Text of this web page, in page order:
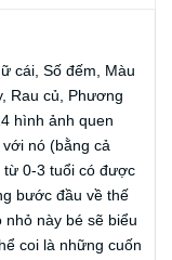
cái, Số đếm, Màu
Rau củ, Phương
hình ảnh quen
nó (bằng cả
từ 0-3 tuổi có được
bước đầu về thế
này bé sẽ biểu
coi là những cuốn